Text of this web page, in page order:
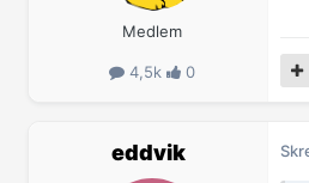
Medlem
4,5k 0
eddvik